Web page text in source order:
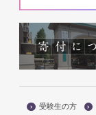
受験生の方